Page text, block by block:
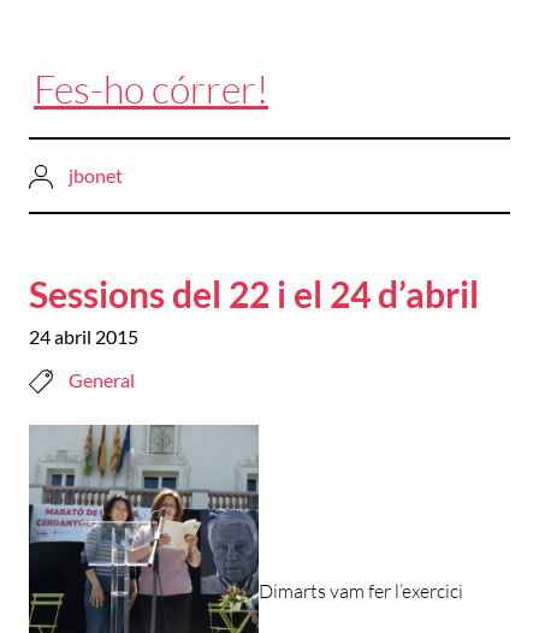
Fes-ho córrer!
jbonet
Sessions del 22 i el 24 d’abril
24 abril 2015
General
Dimarts vam fer l’exercici